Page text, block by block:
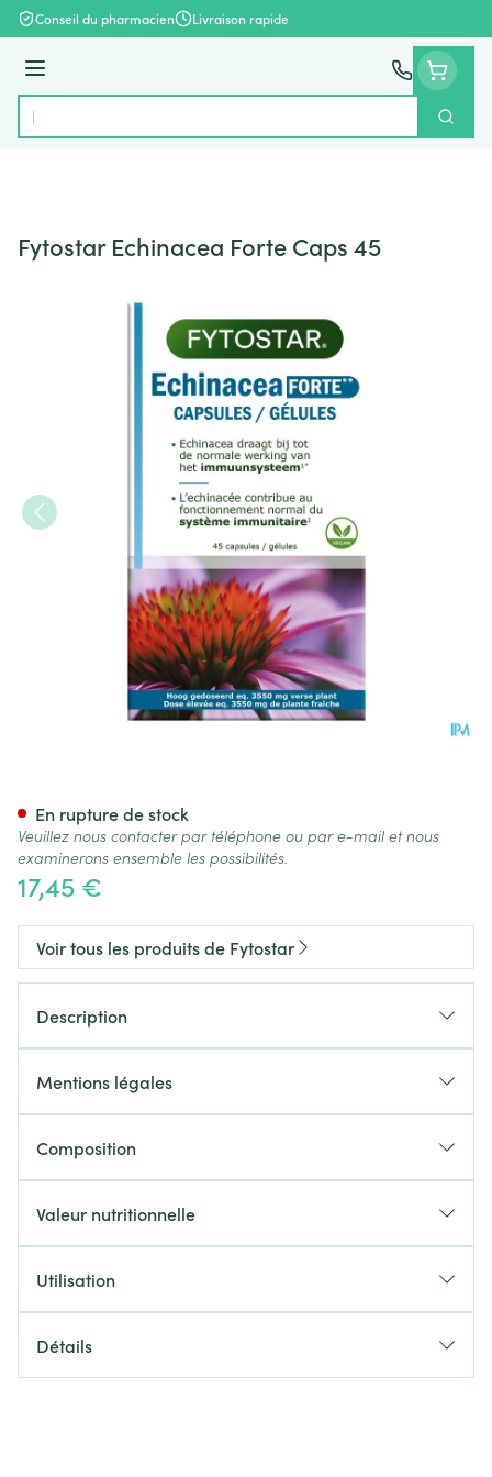
Aller au contenu
Conseil du pharmacien Livraison rapide
Menu
Rechercher
Fytostar Echinacea Forte Caps 45
17,45 €
En rupture de stock
Veuillez nous contacter par téléphone ou par e-mail et nous
examinerons ensemble les possibilités.
Voir tous les produits de Fytostar
Description
Mentions légales
Composition
Valeur nutritionnelle
Utilisation
Détails